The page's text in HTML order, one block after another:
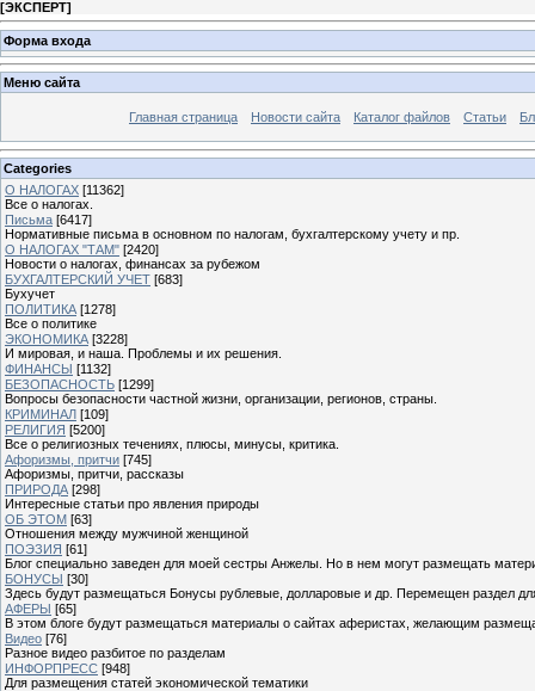
[ЭКСПЕРТ]
Форма входа
Меню сайта
Главная страница Новости сайта Каталог файлов Статьи
Categories
О НАЛОГАХ [11362]
Все о налогах.
Письма [6417]
Нормативные письма в основном по налогам, бухгалтерскому учету и пр.
О НАЛОГАХ "ТАМ" [2420]
Новости о налогах, финансах за рубежом
БУХГАЛТЕРСКИЙ УЧЕТ [683]
Бухучет
ПОЛИТИКА [1278]
Все о политике
ЭКОНОМИКА [3228]
И мировая, и наша. Проблемы и их решения.
ФИНАНСЫ [1132]
БЕЗОПАСНОСТЬ [1299]
Вопросы безопасности частной жизни, организации, регионов, страны.
КРИМИНАЛ [109]
РЕЛИГИЯ [5200]
Все о религиозных течениях, плюсы, минусы, критика.
Афоризмы, притчи [745]
Афоризмы, притчи, рассказы
ПРИРОДА [298]
Интересные статьи про явления природы
ОБ ЭТОМ [63]
Отношения между мужчиной женщиной
ПОЭЗИЯ [61]
Блог специально заведен для моей сестры Анжелы. Но в нем могут размещать
БОНУСЫ [30]
Здесь будут размещаться Бонусы рублевые, долларовые и др. Перемещен раздел
АФЕРЫ [65]
В этом блоге будут размещаться материалы о сайтах аферистах, желающим
Видео [76]
Разное видео разбитое по разделам
ИНФОРПРЕСС [948]
Для размещения статей экономической тематики